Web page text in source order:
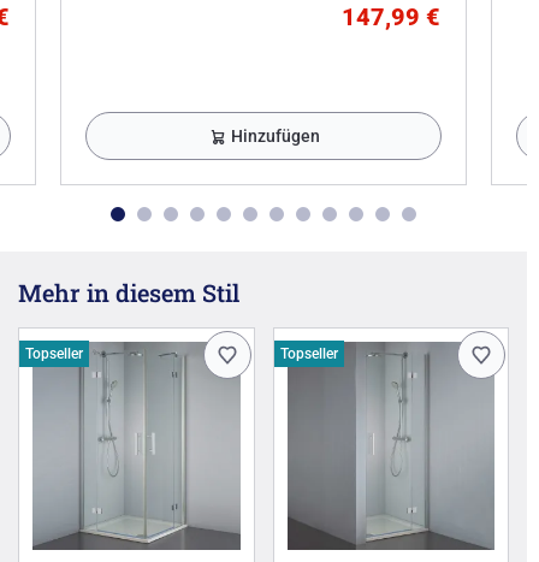
147,99 €
Hinzufügen
Mehr in diesem Stil
Topseller Topseller